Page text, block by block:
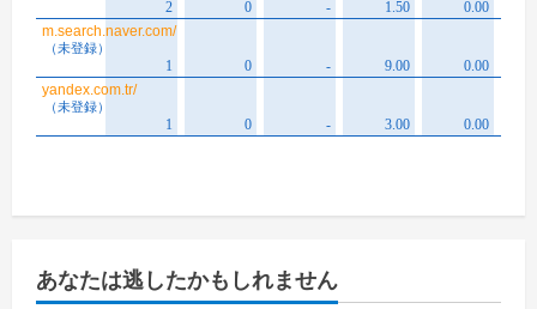
あなたは逃したかもしれません